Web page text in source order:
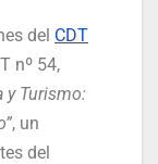
del CDT
nº 54,
y Turismo:
, un
del